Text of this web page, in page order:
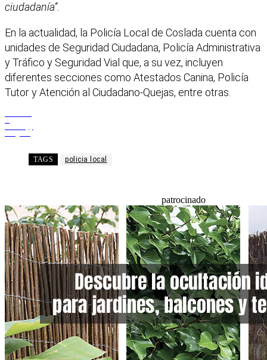
ciudadanía”.
En la actualidad, la Policía Local de Coslada cuenta con
unidades de Seguridad Ciudadana, Policía Administrativa
y Tráfico y Seguridad Vial que, a su vez, incluyen
diferentes secciones como Atestados Canina, Policía
Tutor y Atención al Ciudadano-Quejas, entre otras.
TAGS policia local
patrocinado